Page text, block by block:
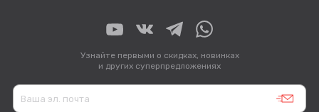
Узнайте первыми о скидках, новинках
и других суперпредложениях